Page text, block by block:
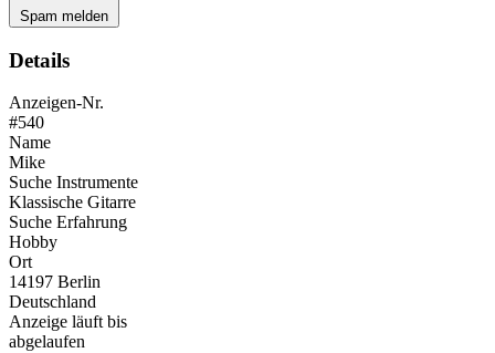
Spam melden
Details
Anzeigen-Nr.
#540
Name
Mike
Suche Instrumente
Klassische Gitarre
Suche Erfahrung
Hobby
Ort
14197 Berlin
Deutschland
Anzeige läuft bis
abgelaufen